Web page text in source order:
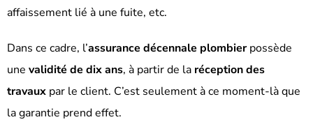
affaissement lié à une fuite, etc.
Dans ce cadre, l’assurance décennale plombierpossède
une validité de dix ans, à partir de la réception des
travaux par le client. C’est seulement à ce moment-là que
la garantie prend effet.